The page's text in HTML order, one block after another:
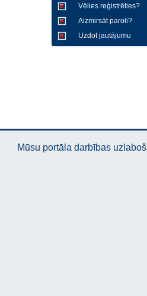
Vēlies reģistrēties?
Aizmirsāt paroli?
Uzdot jautājumu
Mūsu portāla darbības